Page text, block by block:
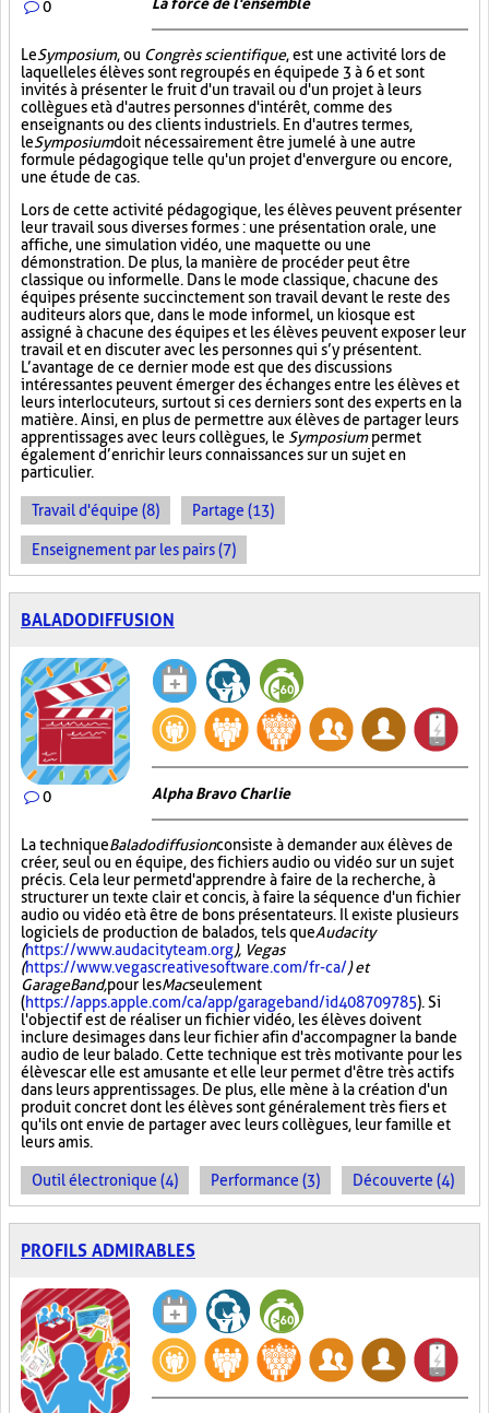
0
LeSymposium, ou Congrès scientifique, est une activité lors de
laquelle les élèves sont regroupés en équipe de 3 à 6 et sont
invités à présenter le fruit d'un travail ou d'un projet à leurs
collègues et à d'autres personnes d'intérêt, comme des
enseignants ou des clients industriels. En d'autres termes,
leSymposiumdoit nécessairement être jumelé à une autre
formule pédagogique telle qu'un projet d'envergure ou encore,
une étude de cas.
Lors de cette activité pédagogique, les élèves peuvent présenter
leur travail sous diverses formes : une présentation orale, une
affiche, une simulation vidéo, une maquette ou une
démonstration. De plus, la manière de procéder peut être
classique ou informelle. Dans le mode classique, chacune des
équipes présente succinctement son travail devant le reste des
auditeurs alors que, dans le mode informel, un kiosque est
assigné à chacune des équipes et les élèves peuvent exposer leur
travail et en discuter avec les personnes qui s’y présentent.
L’avantage de ce dernier mode est que des discussions
intéressantes peuvent émerger des échanges entre les élèves et
leurs interlocuteurs, surtout si ces derniers sont des experts en la
matière. Ainsi, en plus de permettre aux élèves de partager leurs
apprentissages avec leurs collègues, le Symposiumpermet
également d’enrichir leurs connaissances sur un sujet en
particulier.
Travail d'équipe (8) Partage (13)
Enseignement par les pairs (7)
BALADODIFFUSION
0 Alpha Bravo Charlie
La techniqueBaladodiffusionconsiste à demander aux élèves de
créer, seul ou en équipe, des fichiers audio ou vidéo sur un sujet
précis. Cela leur permet d'apprendre à faire de la recherche, à
structurer un texte clair et concis, à faire la séquence d'un fichier
audio ou vidéo et à être de bons présentateurs. Il existe plusieurs
logiciels de production de balados, tels queAudacity
(https://www.audacityteam.org), Vegas
(https://www.vegascreativesoftware.com/fr-ca/) et
GarageBand,pour lesMacseulement
(https://apps.apple.com/ca/app/garageband/id408709785). Si
l'objectif est de réaliser un fichier vidéo, les élèves doivent
inclure des images dans leur fichier afin d'accompagner la bande
audio de leur balado. Cette technique est très motivante pour les
élèves car elle est amusante et elle leur permet d'être très actifs
dans leurs apprentissages. De plus, elle mène à la création d'un
produit concret dont les élèves sont généralement très fiers et
qu'ils ont envie de partager avec leurs collègues, leur famille et
leurs amis.
Outil électronique (4) Performance (3) Découverte (4)
PROFILS ADMIRABLES